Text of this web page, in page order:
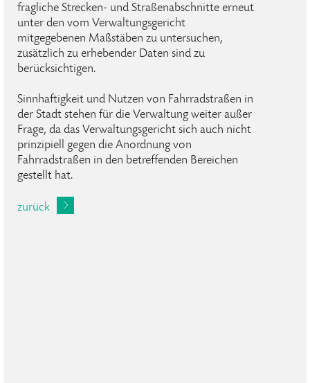
fragliche Strecken- und Straßenabschnitte erneut
unter den vom Verwaltungsgericht
mitgegebenen Maßstäben zu untersuchen,
zusätzlich zu erhebender Daten sind zu
berücksichtigen.
Sinnhaftigkeit und Nutzen von Fahrradstraßen in
der Stadt stehen für die Verwaltung weiter außer
Frage, da das Verwaltungsgericht sich auch nicht
prinzipiell gegen die Anordnung von
Fahrradstraßen in den betreffenden Bereichen
gestellt hat.
zurück